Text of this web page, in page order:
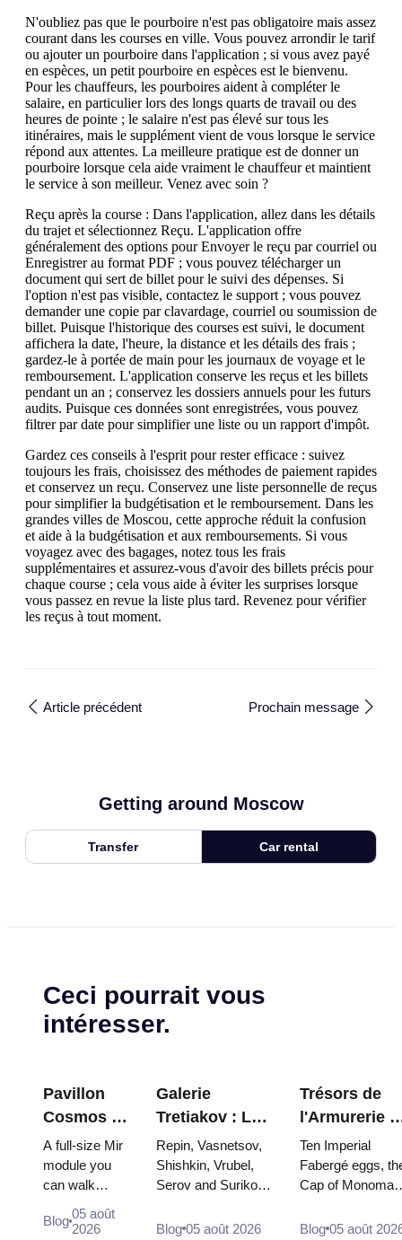
N'oubliez pas que le pourboire n'est pas obligatoire mais assez
courant dans les courses en ville. Vous pouvez arrondir le tarif
ou ajouter un pourboire dans l'application ; si vous avez payé
en espèces, un petit pourboire en espèces est le bienvenu.
Pour les chauffeurs, les pourboires aident à compléter le
salaire, en particulier lors des longs quarts de travail ou des
heures de pointe ; le salaire n'est pas élevé sur tous les
itinéraires, mais le supplément vient de vous lorsque le service
répond aux attentes. La meilleure pratique est de donner un
pourboire lorsque cela aide vraiment le chauffeur et maintient
le service à son meilleur. Venez avec soin ?
Reçu après la course : Dans l'application, allez dans les détails
du trajet et sélectionnez Reçu. L'application offre
généralement des options pour Envoyer le reçu par courriel ou
Enregistrer au format PDF ; vous pouvez télécharger un
document qui sert de billet pour le suivi des dépenses. Si
l'option n'est pas visible, contactez le support ; vous pouvez
demander une copie par clavardage, courriel ou soumission de
billet. Puisque l'historique des courses est suivi, le document
affichera la date, l'heure, la distance et les détails des frais ;
gardez-le à portée de main pour les journaux de voyage et le
remboursement. L'application conserve les reçus et les billets
pendant un an ; conservez les dossiers annuels pour les futurs
audits. Puisque ces données sont enregistrées, vous pouvez
filtrer par date pour simplifier une liste ou un rapport d'impôt.
Gardez ces conseils à l'esprit pour rester efficace : suivez
toujours les frais, choisissez des méthodes de paiement rapides
et conservez un reçu. Conservez une liste personnelle de reçus
pour simplifier la budgétisation et le remboursement. Dans les
grandes villes de Moscou, cette approche réduit la confusion
et aide à la budgétisation et aux remboursements. Si vous
voyagez avec des bagages, notez tous les frais
supplémentaires et assurez-vous d'avoir des billets précis pour
chaque course ; cela vous aide à éviter les surprises lorsque
vous passez en revue la liste plus tard. Revenez pour vérifier
les reçus à tout moment.
Article précédent Prochain message
Getting around Moscow
Transfer Car rental
Ceci pourrait vous
intéresser.
Pavillon
Cosmos à
VDNKh : À
l'intérieur
de la plus
grande
exposition
A full-size Mir
module you
can walk
Energia–
Blog05 août
2026
Galerie
Tretiakov : Les
chefs-d'œuvre
à ne pas
manquer
Repin, Vasnetsov,
Shishkin, Vrubel,
Serov and Surikov
stop people, where
Blog 05 août 2026
Trésors de
l'Armurerie
Kremlin :
œufs
trônes et
Ten Imperial
Fabergé eggs,
Cap of
of two boy tsars
Blog 05 août